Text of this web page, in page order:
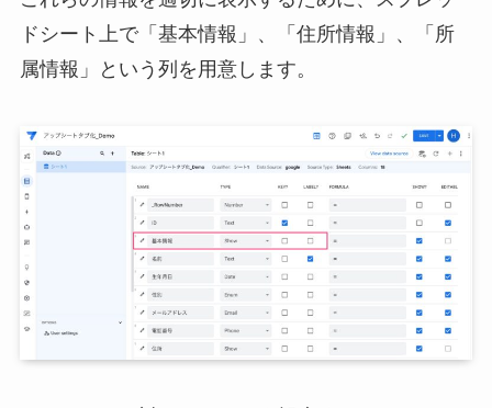
ドシート上で「基本情報」、「住所情報」、「所
属情報」という列を用意します。